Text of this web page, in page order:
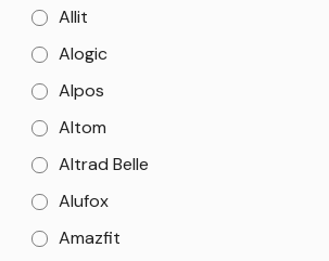
Allit
Alogic
Alpos
Altom
Altrad Belle
Alufox
Amazfit